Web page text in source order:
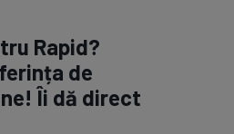
Rapid?
de
Îi dă direct